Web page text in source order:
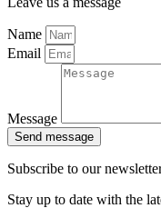
Name
Email
Message
Send message
Subscribe to our
Stay up to date with the